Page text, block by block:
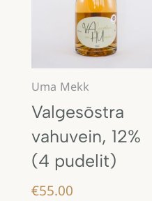
Uma Mekk
Valgesõstra
vahuvein, 12%
(4 pudelit)
€55.00